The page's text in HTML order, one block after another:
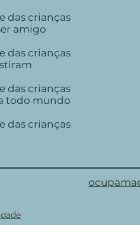
das crianças
amigo
das crianças
das crianças
todo mundo
das crianças